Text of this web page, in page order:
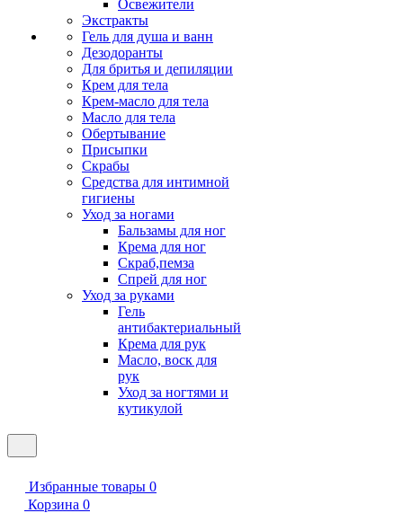
Освежители
Экстракты
Гель для душа и ванн
Дезодоранты
Для бритья и депиляции
Крем для тела
Крем-масло для тела
Масло для тела
Обертывание
Присыпки
Скрабы
Средства для интимной
гигиены
Уход за ногами
Бальзамы для ног
Крема для ног
Скраб,пемза
Спрей для ног
Уход за руками
Гель
антибактериальный
Крема для рук
Масло, воск для
рук
Уход за ногтями и
кутикулой
Избранные товары 0
Корзина 0